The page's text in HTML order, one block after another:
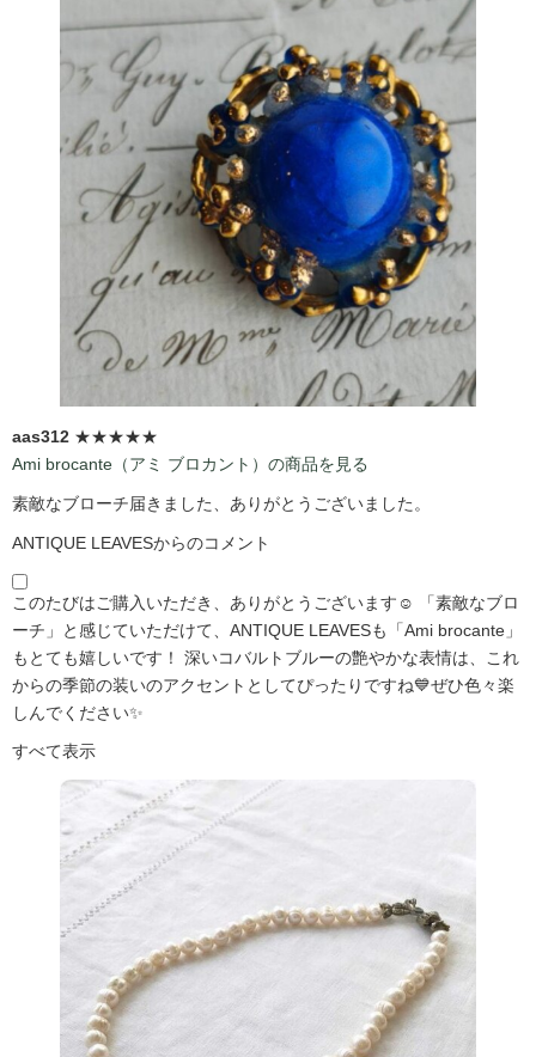
aas312 ★★★★★
Ami brocante（アミ ブロカント）の商品を見る
素敵なブローチ届きました、ありがとうございました。
ANTIQUE LEAVESからのコメント
このたびはご購入いただき、ありがとうございます☺️ 「素敵なブロ
ーチ」と感じていただけて、ANTIQUE LEAVESも「Ami brocante」
もとても嬉しいです！ 深いコバルトブルーの艶やかな表情は、これ
からの季節の装いのアクセントとしてぴったりですね💙ぜひ色々楽
しんでください✨
すべて表示